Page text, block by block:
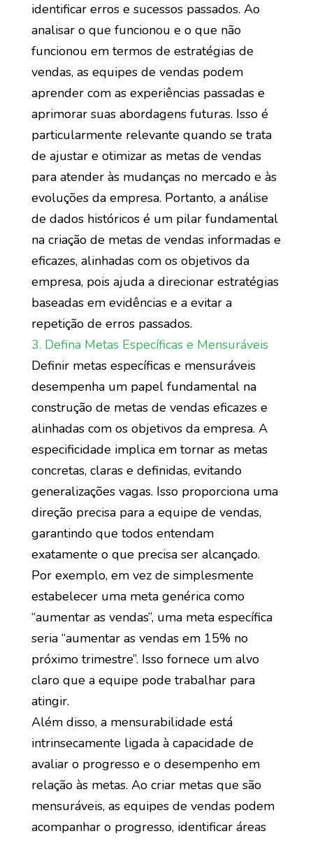
identificar erros e sucessos passados. Ao
analisar o que funcionou e o que não
funcionou em termos de estratégias de
vendas, as equipes de vendas podem
aprender com as experiências passadas e
aprimorar suas abordagens futuras. Isso é
particularmente relevante quando se trata
de ajustar e otimizar as metas de vendas
para atender às mudanças no mercado e às
evoluções da empresa. Portanto, a análise
de dados históricos é um pilar fundamental
na criação de metas de vendas informadas e
eficazes, alinhadas com os objetivos da
empresa, pois ajuda a direcionar estratégias
baseadas em evidências e a evitar a
repetição de erros passados.
3. Defina Metas Específicas e Mensuráveis
Definir metas específicas e mensuráveis
desempenha um papel fundamental na
construção de metas de vendas eficazes e
alinhadas com os objetivos da empresa. A
especificidade implica em tornar as metas
concretas, claras e definidas, evitando
generalizações vagas. Isso proporciona uma
direção precisa para a equipe de vendas,
garantindo que todos entendam
exatamente o que precisa ser alcançado.
Por exemplo, em vez de simplesmente
estabelecer uma meta genérica como
“aumentar as vendas”, uma meta específica
seria “aumentar as vendas em 15% no
próximo trimestre”. Isso fornece um alvo
claro que a equipe pode trabalhar para
atingir.
Além disso, a mensurabilidade está
intrinsecamente ligada à capacidade de
avaliar o progresso e o desempenho em
relação às metas. Ao criar metas que são
mensuráveis, as equipes de vendas podem
acompanhar o progresso, identificar áreas